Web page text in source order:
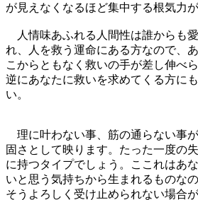
が見えなくなるほど集中する根気力が
人情味あふれる人間性は誰からも
れ、人を救う運命にある方なので、
こからともなく救いの手が差し伸べ
逆にあなたに救いを求めてくる方に
い。
理に叶わない事、筋の通らない事
固さとして映ります。たった一度の
に持つタイプでしょう。ここれはあ
いと思う気持ちから生まれるものな
そうよろしく受け止められない場合